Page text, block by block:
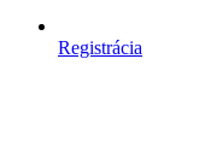
Registrácia